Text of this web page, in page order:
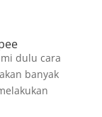
dulu cara
banyak